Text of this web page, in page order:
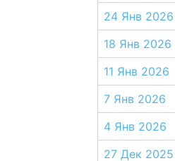
24 Янв 2026
18 Янв 2026
11 Янв 2026
7 Янв 2026
4 Янв 2026
27 Дек 2025